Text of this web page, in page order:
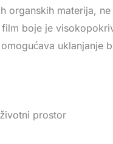
organskih materija,
boje je
uklanjanje
prostor